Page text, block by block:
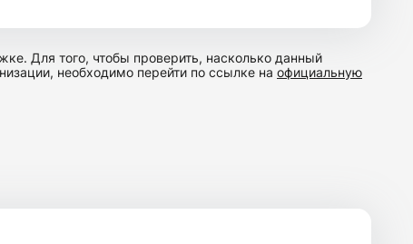
Для того, чтобы проверить, насколько данный
необходимо перейти по ссылке на официальную